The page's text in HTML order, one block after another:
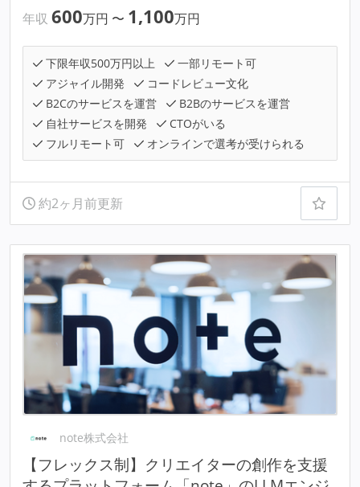
年収 600万円 〜 1,100万円
下限年収500万円以上
一部リモート可
アジャイル開発
コードレビュー文化
B2Cのサービスを運営
B2Bのサービスを運営
自社サービスを開発
CTOがいる
フルリモート可
オンラインで選考が受けられる
約2ヶ月前更新
note株式会社
【フレックス制】クリエイターの創作を支援